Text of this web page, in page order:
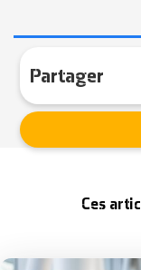
Partager
Ces